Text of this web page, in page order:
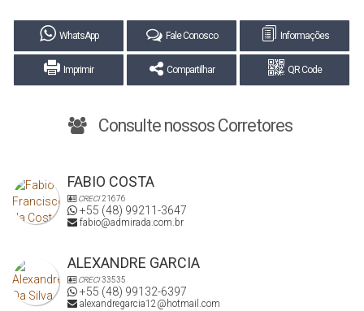
WhatsApp Fale Conosco Informações
Imprimir Compartilhar QR Code
Consulte nossos Corretores
FABIO COSTA
CRECI21676
+55 (48) 99211-3647
fabio@admirada.com.br
ALEXANDRE GARCIA
CRECI33535
+55 (48) 99132-6397
alexandregarcia12@hotmail.com